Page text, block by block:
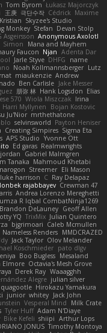
Tom Byrom Łukasz Majorczyk
王庚 극단수작 Cédrick Maxime
Kristian Skyzee's Studio
Monkey Stefan Devan Stolp
Asgeirsson Anonymous Axolotl
Simon
Mana and Mayhem
Faucon Njan Adenta Dar
Jarle Styve DHFG
name
Noah Kollmannsberger Lutz
miaukenzie Andrew
Ben Carlisle Jake Messer
朋弥 林 Hank Logsdon Elias
570 Wiola Miszczak Irina
Harri Myllynen
Bojan Kostovic
Ju'Nior mrthethatone
selvinsworld Payton Heniser
Creating Simpires Sigma Eta
APS Studio Yvonne Ott
Ed garas Realmwrights
Gabriel Malmgren
Tanaka Mahmoud Khetabi
Streemer Eli Mason
luke harrison C Ray Delapaz
rajabbayev Crewman 47
Andrea Lorenzo Mereghetti
R Iqbal CombatNinja1269
Brandon DeLauney Geoff Allen
YQ TrixMix Julian Quintero
bjgrimoari Caleb Mcmullen
Nameless Renders MMDCRAZED
Jack Taylor Olov Melander
Koschmieder pato dlgv
Boo Bugless Mesaland
Elmore Octavia's Mesh Grove
Derek Ray Waaagghh
Alegre julian silver
quagootle Hirokazu Yamakura
junior whitey Jack John
Vesperal Mind
Milk Crate
Tyler Huff Adam N'Diaye
Bike Kefeli shiipi Arthur Lops
JONUS Timothy Montoya